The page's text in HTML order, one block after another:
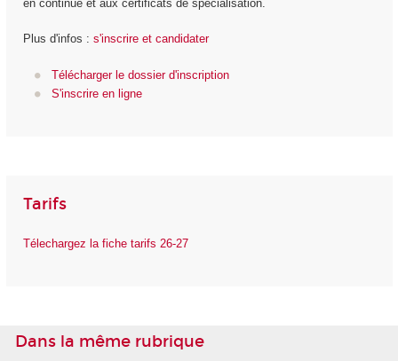
en continue et aux certificats de spécialisation.
Plus d'infos : s'inscrire et candidater
Télécharger le dossier d'inscription
S'inscrire en ligne
Tarifs
Télechargez la fiche tarifs 26-27
Dans la même rubrique